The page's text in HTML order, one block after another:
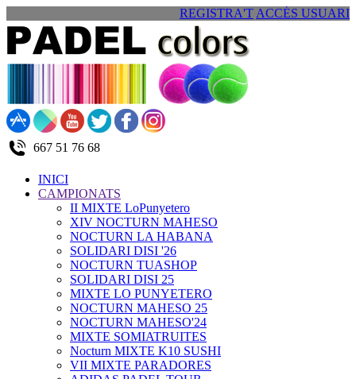
REGISTRA'T ACCÉS USUARI
667 51 76 68
INICI
CAMPIONATS
II MIXTE LoPunyetero
XIV NOCTURN MAHESO
NOCTURN LA HABANA
SOLIDARI DISI '26
NOCTURN TUASHOP
SOLIDARI DISI 25
MIXTE LO PUNYETERO
NOCTURN MAHESO 25
NOCTURN MAHESO'24
MIXTE SOMIATRUITES
Nocturn MIXTE K10 SUSHI
VII MIXTE PARADORES